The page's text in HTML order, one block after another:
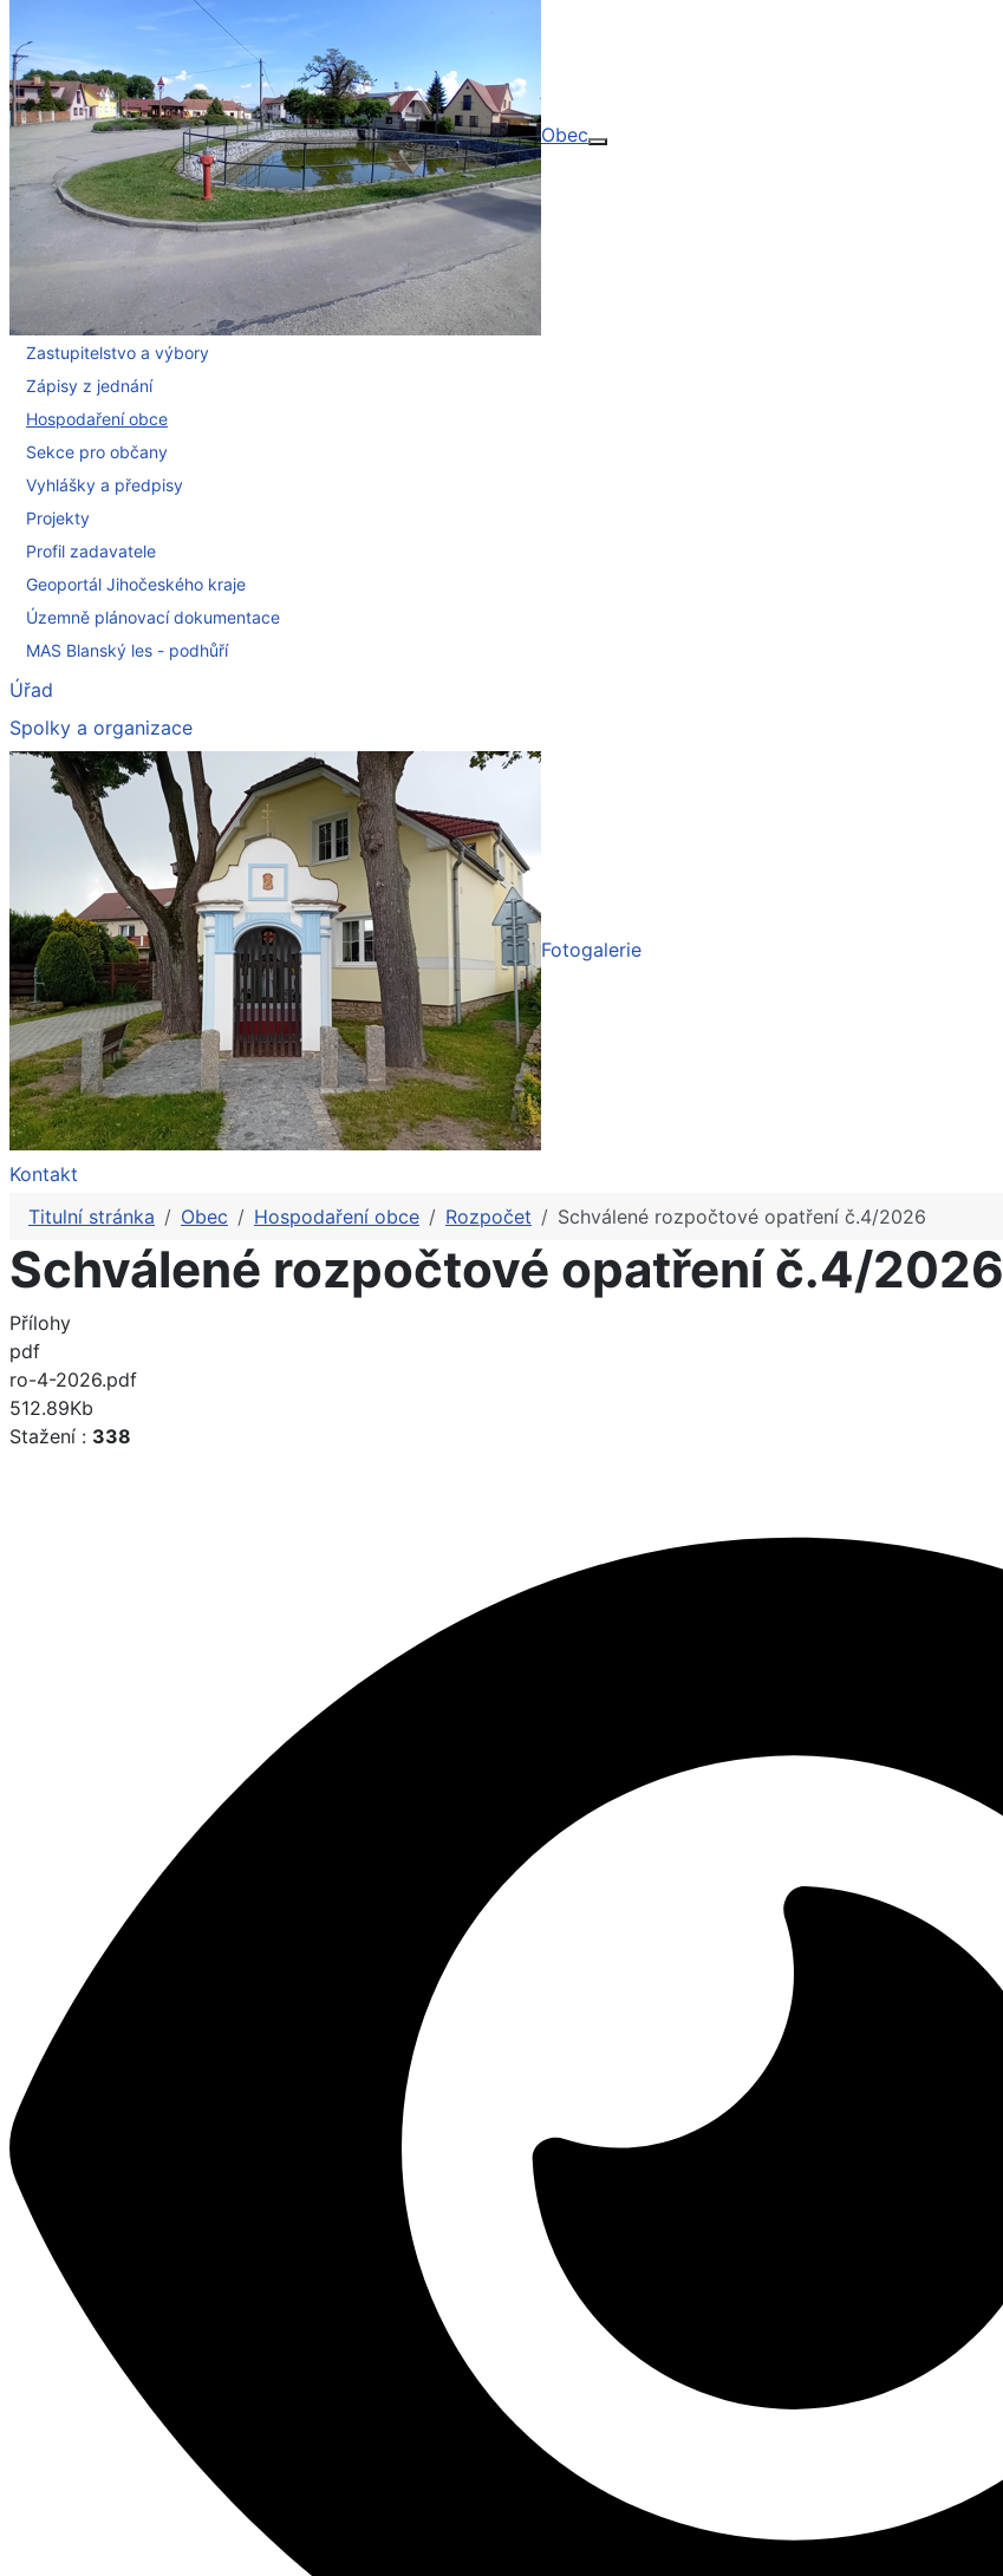
Obec
Zastupitelstvo a výbory
Zápisy z jednání
Hospodaření obce
Sekce pro občany
Vyhlášky a předpisy
Projekty
Profil zadavatele
Geoportál Jihočeského kraje
Územně plánovací dokumentace
MAS Blanský les - podhůří
Úřad
Spolky a organizace
Fotogalerie
Kontakt
Titulní stránka
Obec Hospodaření obce Rozpočet Schválené rozpočtové opatření č.4/2026
Schválené rozpočtové opatření č.4/2026
Přílohy
pdf
ro-4-2026.pdf
512.89Kb
Stažení : 338